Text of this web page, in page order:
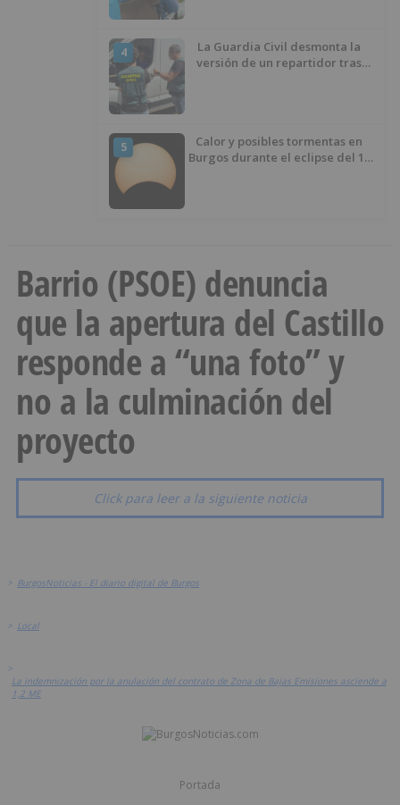
4
La Guardia Civil desmonta la
versión de un repartidor tras
5
Calor y posibles tormentas en
Burgos durante el eclipse del 12
Barrio (PSOE) denuncia
que la apertura del Castillo
responde a “una foto” y
no a la culminación del
proyecto
Click para leer a la siguiente noticia
> BurgosNoticias - El diario digital de Burgos
> Local
>
La indemnización por la anulación del contrato de Zona de Bajas Emisiones asciende a
1,2 ME
Portada